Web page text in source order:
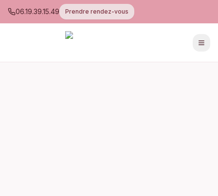
06.19.39.15.49 Prendre rendez-vous